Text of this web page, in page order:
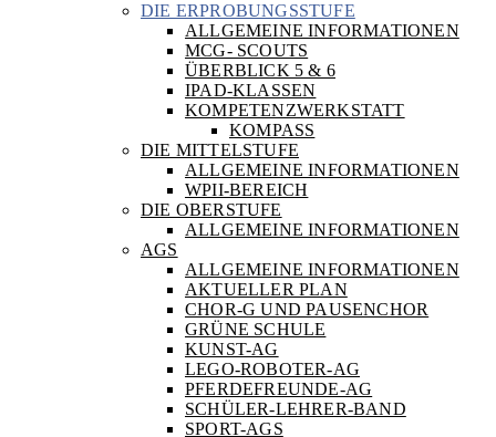
DIE ERPROBUNGSSTUFE
ALLGEMEINE INFORMATIONEN
MCG- SCOUTS
ÜBERBLICK 5 & 6
IPAD-KLASSEN
KOMPETENZWERKSTATT
KOMPASS
DIE MITTELSTUFE
ALLGEMEINE INFORMATIONEN
WPII-BEREICH
DIE OBERSTUFE
ALLGEMEINE INFORMATIONEN
AGS
ALLGEMEINE INFORMATIONEN
AKTUELLER PLAN
CHOR-G UND PAUSENCHOR
GRÜNE SCHULE
KUNST-AG
LEGO-ROBOTER-AG
PFERDEFREUNDE-AG
SCHÜLER-LEHRER-BAND
SPORT-AGS